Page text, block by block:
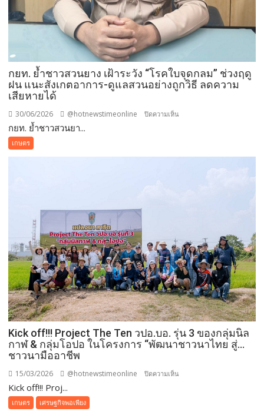
ข้อ
เสนอ
โครงการ
วิจัย
ปั้น
ต่อ
กยท. ย้ำชาวสวนยาง เฝ้าระวัง “โรคใบจุดกลม” ช่วงฤดู
ฝน แนะสังเกตอาการ-ดูแลสวนอย่างถูกวิธี ลดความ
เสียหายได้
30/06/2026 @hotnewstimeonline ปิดความเห็น
กลม”
ช่วง
ฤดู
ฝน
แนะ
สังเกต
อาการ-
ดูแล
สวน
กยท. ย้ำชาวสวนยา...
เกษตร
Kick off!!! Project The Ten วปอ.บอ. รุ่น 3 ของกลุ่มนิล
กาฬ & กลุ่มโอปอ ในโครงการ “พัฒนาชาวนาไทย สู่…
ชาวนามืออาชีพ
15/03/2026 @hotnewstimeonline ปิดความเห็น
Kick off!!! Proj...
เกษตร เศรษฐกิจพอเพียง